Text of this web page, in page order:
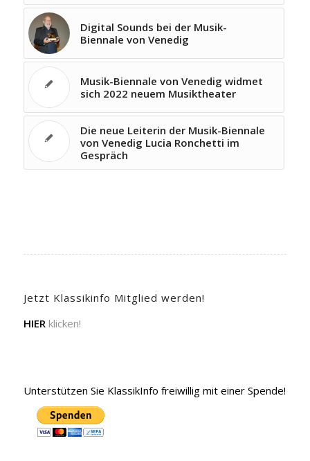
Digital Sounds bei der Musik-
Biennale von Venedig
Musik-Biennale von Venedig widmet
sich 2022 neuem Musiktheater
Die neue Leiterin der Musik-Biennale
von Venedig Lucia Ronchetti im
Gespräch
Jetzt Klassikinfo Mitglied werden!
HIER klicken!
Unterstützen Sie KlassikInfo freiwillig mit einer Spende!